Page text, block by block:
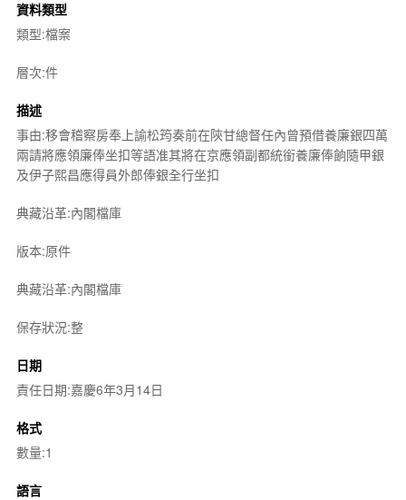
資料類型
類型:檔案
層次:件
描述
事由:移會稽察房奉上諭松筠奏前在陝甘總督任內曾預借養廉銀四萬
兩請將應領廉俸坐扣等語准其將在京應領副都統銜養廉俸餉隨甲銀
及伊子熙昌應得員外郎俸銀全行坐扣
典藏沿革:內閣檔庫
版本:原件
典藏沿革:內閣檔庫
保存狀況:整
日期
責任日期:嘉慶6年3月14日
格式
數量:1
語言